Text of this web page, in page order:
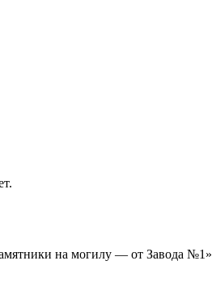
на могилу — от Завода №1»